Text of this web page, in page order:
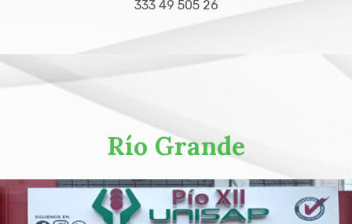
333 49 505 26
Río Grande